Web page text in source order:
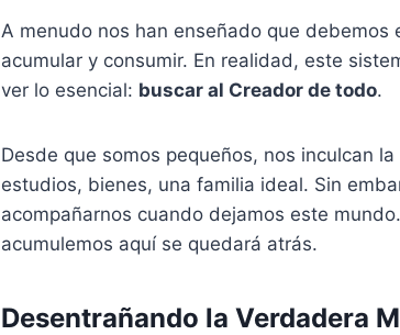
A menudo nos han enseñado que
acumular y consumir. En realidad, este
ver lo esencial: buscar al Creador de todo.
Desde que somos pequeños, nos inculcan
estudios, bienes, una familia ideal. Sin
acompañarnos cuando dejamos este
acumulemos aquí se quedará atrás.
Desentrañando la Verdadera